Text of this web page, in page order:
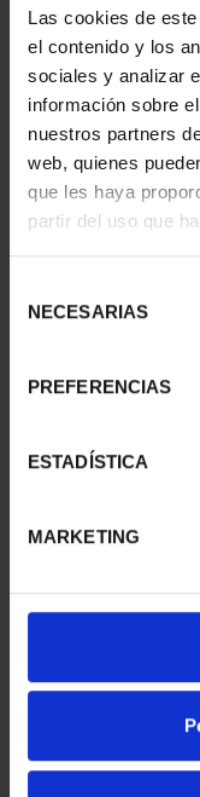
Las cookies de
el contenido y los
sociales y analizar
información sobre
nuestros partners
web, quienes
que les haya
partir del uso que
NECESARIAS
PREFERENCIAS
ESTADÍSTICA
MARKETING
CAPITALES DE
PROVINCIA 1
949,00 €
Sólo para usuarios
registrados
SUSCRIPCIÓN
CAPITALES DE
949,00 €
registrados